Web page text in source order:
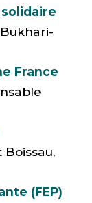
France
(FEP)